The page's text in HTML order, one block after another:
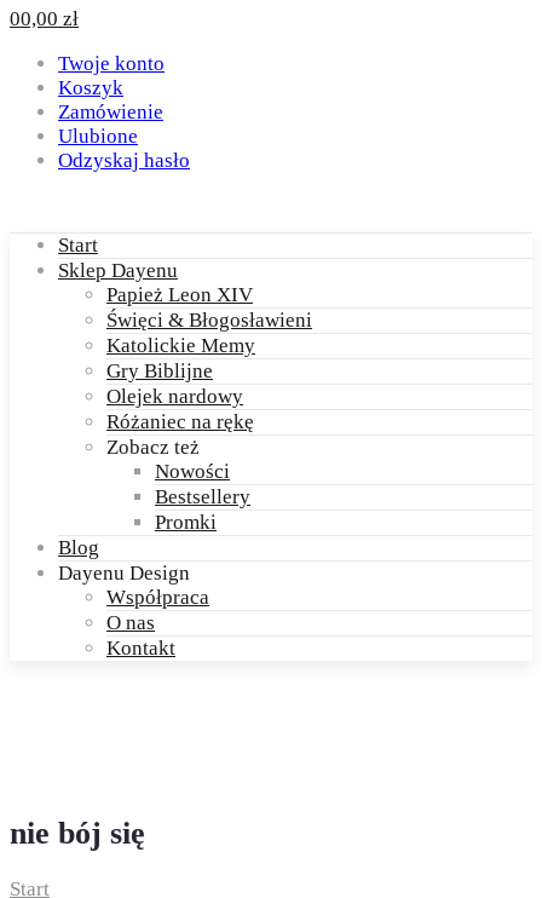
00,00 zł
Twoje konto
Koszyk
Zamówienie
Ulubione
Odzyskaj hasło
Start
Sklep Dayenu
Papież Leon XIV
Święci & Błogosławieni
Katolickie Memy
Gry Biblijne
Olejek nardowy
Różaniec na rękę
Zobacz też
Nowości
Bestsellery
Promki
Blog
Dayenu Design
Współpraca
O nas
Kontakt
nie bój się
Start